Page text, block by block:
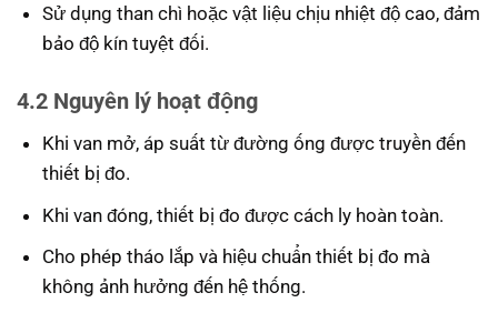
Sử dụng than chì hoặc vật liệu chịu nhiệt độ cao, đảm
bảo độ kín tuyệt đối.
4.2 Nguyên lý hoạt động
Khi van mở, áp suất từ ​​đường ống được truyền đến
thiết bị đo.
Khi van đóng, thiết bị đo được cách ly hoàn toàn.
Cho phép tháo lắp và hiệu chuẩn thiết bị đo mà
không ảnh hưởng đến hệ thống.